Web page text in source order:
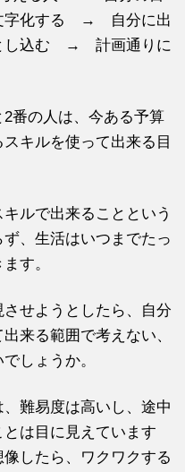
字化する → 自分に出
し込む → 計画通りに
番の人は、今ある予算
キルを使って出来る目
ルで出来ることという
ず、生活はいつまでたっ
す。
せようとしたら、 自分
来る範囲で考えない、
しょうか。
難易度は高いし、途中
は目に見えています
したら、ワクワクする